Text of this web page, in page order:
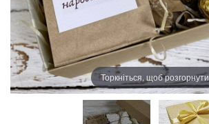
Торкніться, щоб розгорнути